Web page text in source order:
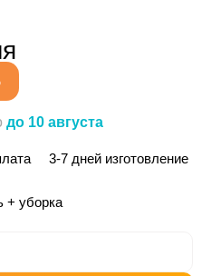
до 10 августа
3-7 дней изготовление
+ уборка